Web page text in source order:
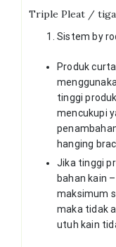
Triple Pleat / tiga
Sistem by
Produk
tinggi
mencukupi
hanging
Jika tinggi
bahan kain
maksimum
maka tidak
utuh kain